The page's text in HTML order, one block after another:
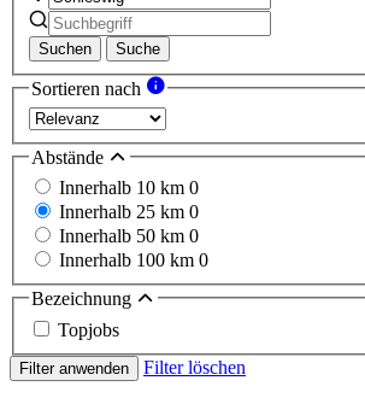
Suchen Suche
Sortieren nach
Abstände
Innerhalb 10 km 0
Innerhalb 25 km 0
Innerhalb 50 km 0
Innerhalb 100 km 0
Bezeichnung
Topjobs
Filter anwenden Filter löschen